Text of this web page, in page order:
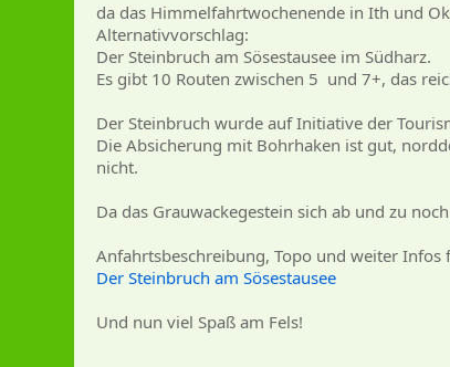
da das Himmelfahrtwochenende in Ith und
Alternativvorschlag:
Der Steinbruch am Sösestausee im Südharz.
Es gibt 10 Routen zwischen 5 und 7+, das
Der Steinbruch wurde auf Initiative der
Die Absicherung mit Bohrhaken ist gut,
nicht.
Da das Grauwackegestein sich ab und zu
Anfahrtsbeschreibung, Topo und weiter
Der Steinbruch am Sösestausee
Und nun viel Spaß am Fels!